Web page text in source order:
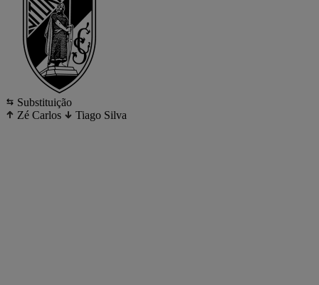
Substituição
Zé Carlos
Tiago Silva